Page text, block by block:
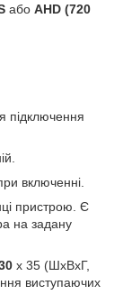
або AHD (720
підключення
включенні.
пристрою. Є
на задану
x 35 (ШхВхГ,
виступаючих